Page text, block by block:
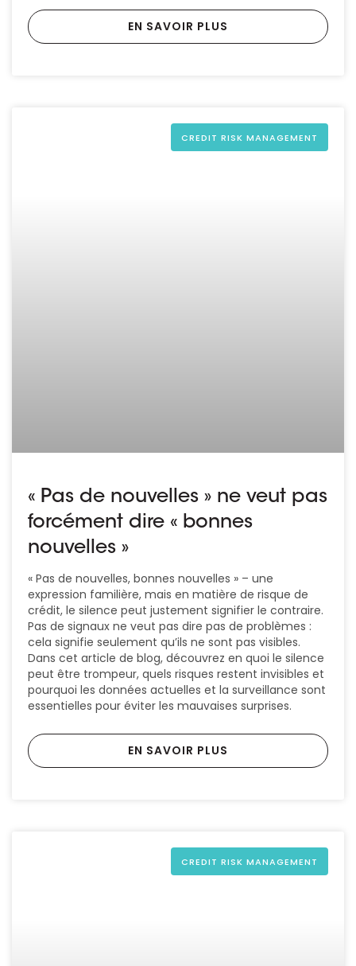
EN SAVOIR PLUS
CREDIT RISK MANAGEMENT
« Pas de nouvelles » ne veut pas
forcément dire « bonnes
nouvelles »
« Pas de nouvelles, bonnes nouvelles » – une
expression familière, mais en matière de risque de
crédit, le silence peut justement signifier le contraire.
Pas de signaux ne veut pas dire pas de problèmes :
cela signifie seulement qu’ils ne sont pas visibles.
Dans cet article de blog, découvrez en quoi le silence
peut être trompeur, quels risques restent invisibles et
pourquoi les données actuelles et la surveillance sont
essentielles pour éviter les mauvaises surprises.
EN SAVOIR PLUS
CREDIT RISK MANAGEMENT